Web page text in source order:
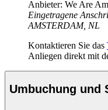
Anbieter: We Are
Eingetragene
AMSTERDAM, NL
Kontaktieren Sie das
Anliegen direkt mit
Umbuchung und